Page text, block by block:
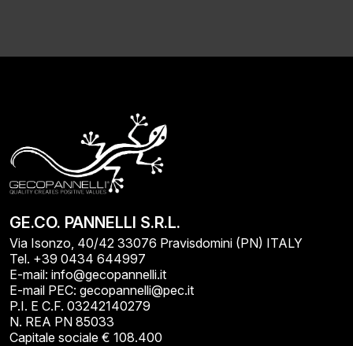
GE.CO. PANNELLI S.R.L.
Via Isonzo, 40/42 33076 Pravisdomini (PN) ITALY
Tel. +39 0434 644997
E-mail: info@gecopannelli.it
E-mail PEC: gecopannelli@pec.it
P.I. E C.F. 03242140279
N. REA PN 85033
Capitale sociale € 108.400